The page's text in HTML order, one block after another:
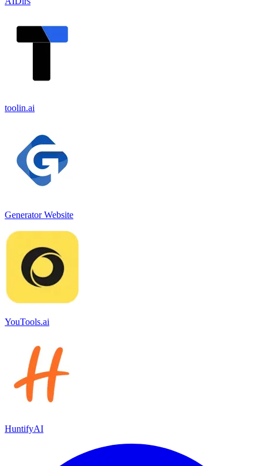
toolin.ai
Generator Website
YouTools.ai
HuntifyAI